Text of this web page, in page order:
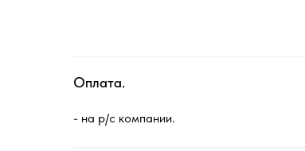
Оплата.
- на р/с компании.